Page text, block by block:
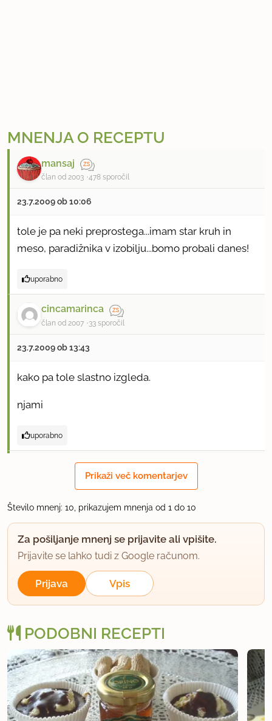
MNENJA O RECEPTU
mansaj
član od 2003 478 sporočil
23.7.2009 ob 10:06
tole je pa neki preprostega...imam star kruh in
meso, paradižnika v izobilju...bomo probali danes!
uporabno
cincamarinca
član od 2007 33 sporočil
23.7.2009 ob 13:43
kako pa tole slastno izgleda.
njami
uporabno
74 sporočil
23.7.2009 ob 19:56
Krasen recept, zelo enostaven, samo kam damo
olivno olje? Pokapamo povrhu ali namažemo
uporabno
kleo
član od 2008 397 sporočil
23.7.2009 ob 22:05
to moram pa probat v soboto
Prikaži več komentarjev
Število mnenj: 10, prikazujem mnenja od 1 do 10
Za pošiljanje mnenj se prijavite ali vpišite.
Prijavite se lahko tudi z Google računom.
Prijava Vpis
PODOBNI RECEPTI